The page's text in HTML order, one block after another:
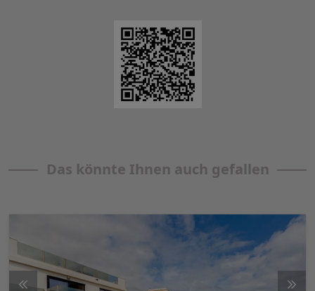
Das könnte Ihnen auch gefallen